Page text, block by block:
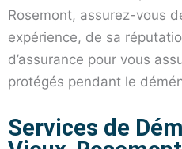
Rosemont, assurez-vous
expérience, de sa
d’assurance pour vous
protégés pendant le
Services de